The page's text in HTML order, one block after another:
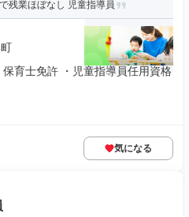
残業ほぼなし 児童指導員
育士免許 ・児童指導員任用資格
気になる